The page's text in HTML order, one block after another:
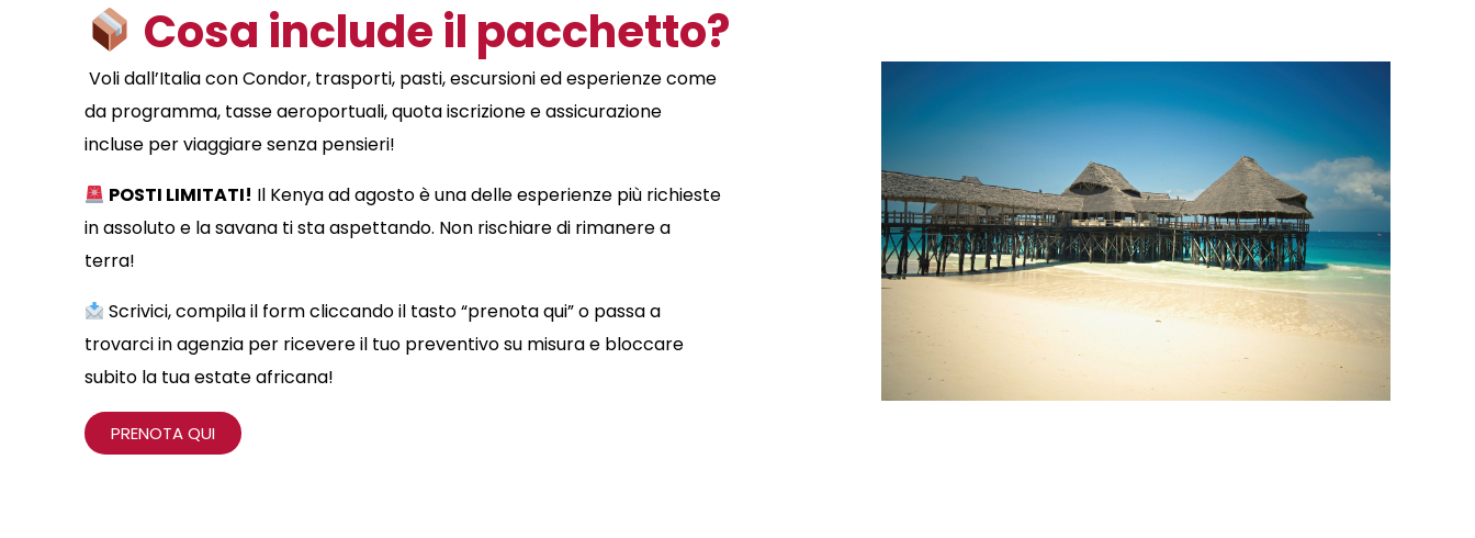
Cosa include il pacchetto?
Voli dall’Italia con Condor, trasporti, pasti, escursioni ed esperienze come
da programma, tasse aeroportuali, quota iscrizione e assicurazione
incluse per viaggiare senza pensieri!
POSTI LIMITATI! Il Kenya ad agosto è una delle esperienze più richieste
in assoluto e la savana ti sta aspettando. Non rischiare di rimanere a
terra!
Scrivici, compila il form cliccando il tasto “prenota qui” o passa a
trovarci in agenzia per ricevere il tuo preventivo su misura e bloccare
subito la tua estate africana!
PRENOTA QUI